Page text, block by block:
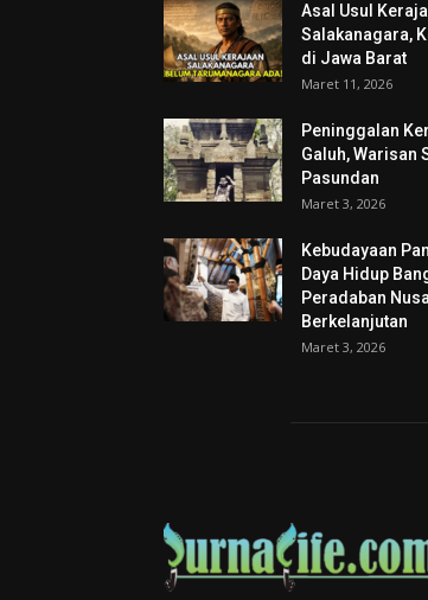
Asal Usul
Salakanagara,
di Jawa Barat
Maret 11, 2026
Peninggalan
Galuh, Warisan
Pasundan
Maret 3, 2026
Kebudayaan
Daya Hidup
Peradaban
Berkelanjutan
Maret 3, 2026